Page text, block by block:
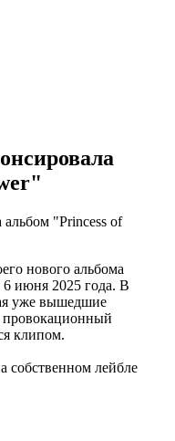
нового альбома
июня 2025 года. В
уже вышедшие
клипом.
собственном лейбле